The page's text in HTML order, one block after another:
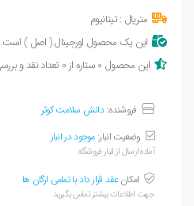
متریال : تیتانیوم
این یک محصول اورجینال ( اصل ) است.
این محصول 0 ستاره از 0 تعداد نقد و بررسی
فروشنده:دانش سلامت کوثر
وضعیت انبار:موجود در انبار
آماده ارسال از انبار فروشگاه
امکانعقد قرار داد با تمامی ارگان ها
جهت اطلاعات بیشتر تماس بگیرید